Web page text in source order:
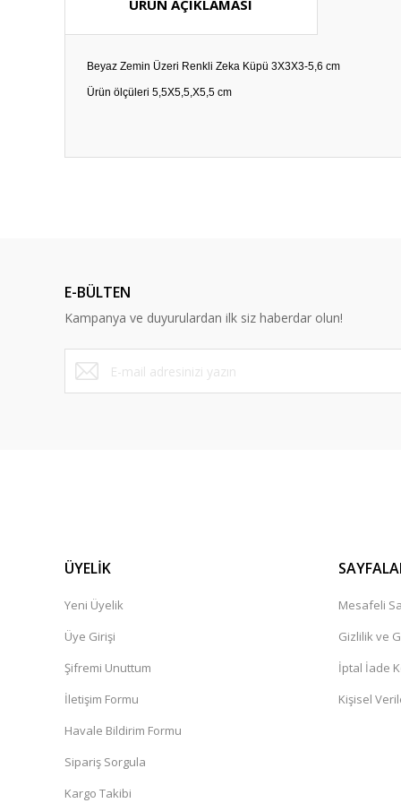
ÜRÜN AÇIKLAMASI
Beyaz Zemin Üzeri Renkli Zeka Küpü 3X3X3-5,6 cm
Ürün ölçüleri 5,5X5,5,X5,5 cm
Ürün bilgilerinde hatalar bulunuyor.
Ürün fiyatı diğer sitelerden daha pahalı.
Bu ürüne benzer farklı alternatifler olmalı.
E-BÜLTEN
Kampanya ve duyurulardan ilk siz haberdar olun!
ÜYELİK
Yeni Üyelik
Üye Girişi
Şifremi Unuttum
İletişim Formu
Havale Bildirim Formu
Sipariş Sorgula
Kargo Takibi
Mesafeli
Gizlilik ve
İptal İade
Kişisel